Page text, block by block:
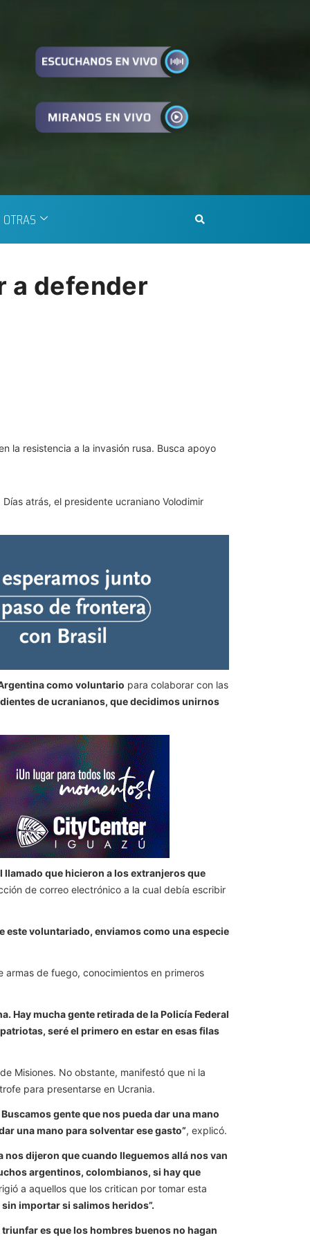
OTRAS
a defender
la resistencia a la invasión rusa. Busca apoyo
Días atrás, el presidente ucraniano Volodimir
como voluntario para colaborar con las
de ucranianos, que decidimos unirnos
que hicieron a los extranjeros que
de correo electrónico a la cual debía escribir
este voluntariado, enviamos como una especie
armas de fuego, conocimientos en primeros
Hay mucha gente retirada de la Policía Federal
seré el primero en estar en esas filas
Misiones. No obstante, manifestó que ni la
para presentarse en Ucrania.
gente que nos pueda dar una mano
una mano para solventar ese gasto”, explicó.
nos dijeron que cuando lleguemos allá nos van
argentinos, colombianos, si hay que
a aquellos que los critican por tomar esta
importar si salimos heridos”.
es que los hombres buenos no hagan